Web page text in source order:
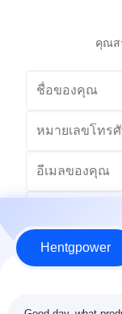
คุณส
Hentgpower